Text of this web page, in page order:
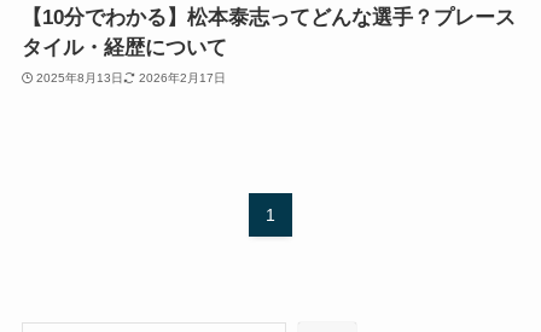
【10分でわかる】松本泰志ってどんな選手？プレース
タイル・経歴について
2025年8月13日 2026年2月17日
1